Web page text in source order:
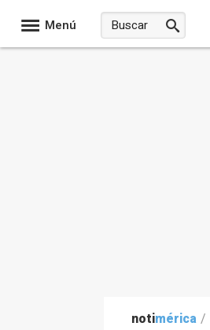
Menú
notimérica /